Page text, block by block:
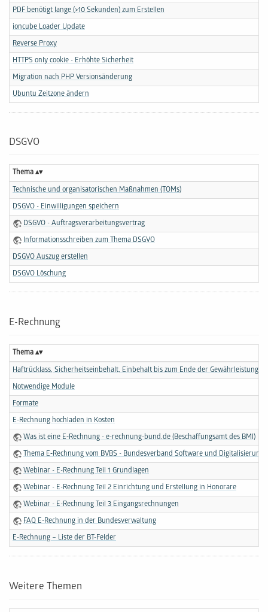
PDF benötigt lange (>10 Sekunden) zum Erstellen
ioncube Loader Update
Reverse Proxy
HTTPS only cookie - Erhöhte Sicherheit
Migration nach PHP Versionsänderung
Ubuntu Zeitzone ändern
DSGVO
Thema
Technische und organisatorischen Maßnahmen (TOMs)
DSGVO - Einwilligungen speichern
DSGVO - Auftragsverarbeitungsvertrag
Informationsschreiben zum Thema DSGVO
DSGVO Auszug erstellen
DSGVO Löschung
E-Rechnung
Thema
Haftrücklass, Sicherheitseinbehalt, Einbehalt bis zum Ende der
Notwendige Module
Formate
E-Rechnung hochladen in Kosten
Was ist eine E‑Rechnung - e-rechnung-bund.de (Beschaffungsamt des BMI)
Thema E‑Rechnung vom BVBS - Bundesverband Software und Digitalisierung
Webinar - E-Rechnung Teil 1 Grundlagen
Webinar - E-Rechnung Teil 2 Einrichtung und Erstellung in Honorare
Webinar - E-Rechnung Teil 3 Eingangsrechnungen
FAQ E-Rechnung in der Bundes­verwaltung
E-Rechnung – Liste der BT-Felder
Weitere Themen